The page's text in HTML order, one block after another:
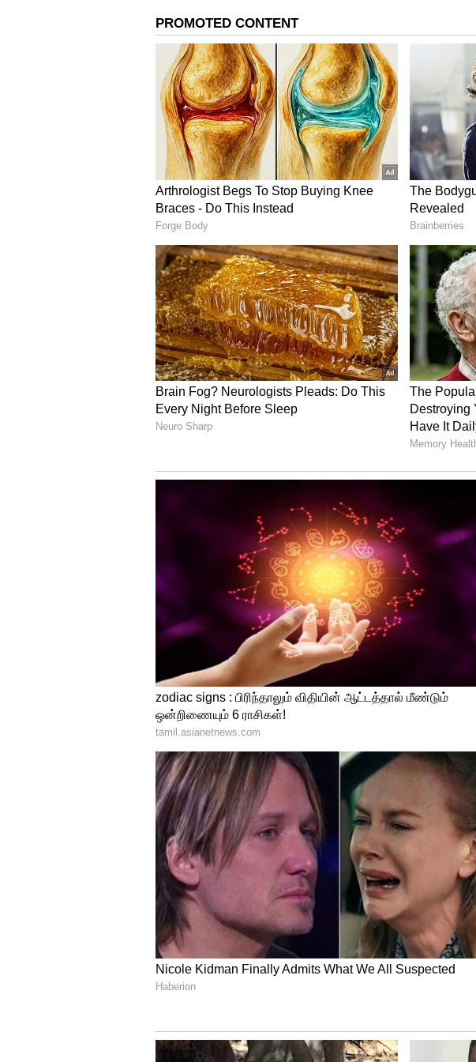
2022 ஆம் ஆண்டில் நம்பர் 1 இடம்: டி20
யாதவ்!
கடந்த 2017 ஆம் ஆண்டு முதல் பிக்பேஷ் லீக்
அடிலெய்ட் அணிக்காக விளையாடி வருகிறார்.
விக்கெட்டை கைப்பற்றினால் அதை விட சந்தோஷம்
இல்லை. இன்னும் 3 விக்கெட்டுகள் கைப்பற்றுவது
தெரிகிறது. 3 விக்கெட்டுகள் கைப்பற்றி 100
படைப்பேன் என்ற நம்பிக்கை உள்ளதாக ரஷீத் கான்
2022 ஆம் ஆண்டில் டெஸ்ட் கிரிக்கெட்டில்
பண்ட்: பிசிசிஐ ரிப்போர்ட்!